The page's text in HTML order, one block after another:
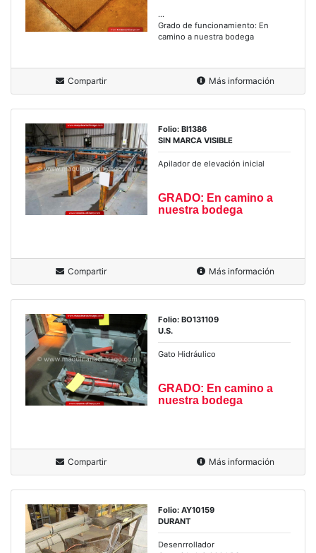
...
Grado de funcionamiento: En
camino a nuestra bodega
Compartir Más información
Folio: BI1386
SIN MARCA VISIBLE
Apilador de elevación inicial
GRADO: En camino a
nuestra bodega
Compartir Más información
Folio: BO131109
U.S.
Gato Hidráulico
GRADO: En camino a
nuestra bodega
Compartir Más información
Folio: AY10159
DURANT
Desenrrollador